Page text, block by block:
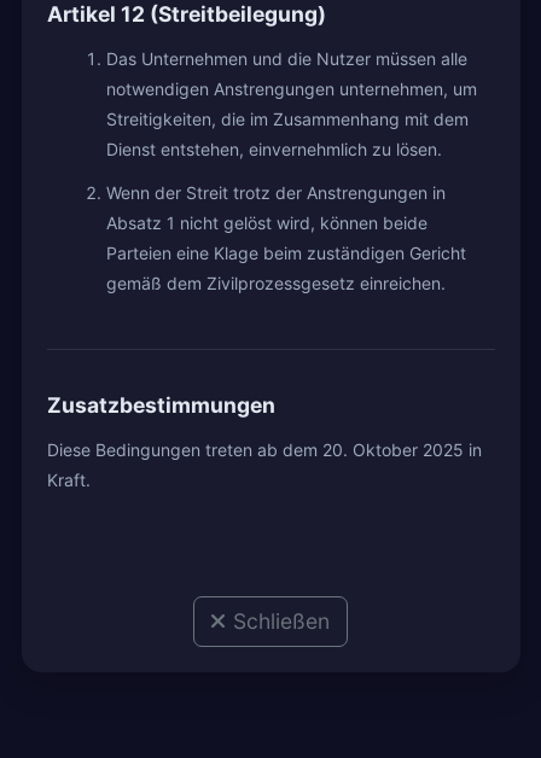
Artikel 12 (Streitbeilegung)
Das Unternehmen und die Nutzer müssen alle
notwendigen Anstrengungen unternehmen, um
Streitigkeiten, die im Zusammenhang mit dem
Dienst entstehen, einvernehmlich zu lösen.
Wenn der Streit trotz der Anstrengungen in
Absatz 1 nicht gelöst wird, können beide
Parteien eine Klage beim zuständigen Gericht
gemäß dem Zivilprozessgesetz einreichen.
Zusatzbestimmungen
Diese Bedingungen treten ab dem 20. Oktober 2025 in
Kraft.
Schließen